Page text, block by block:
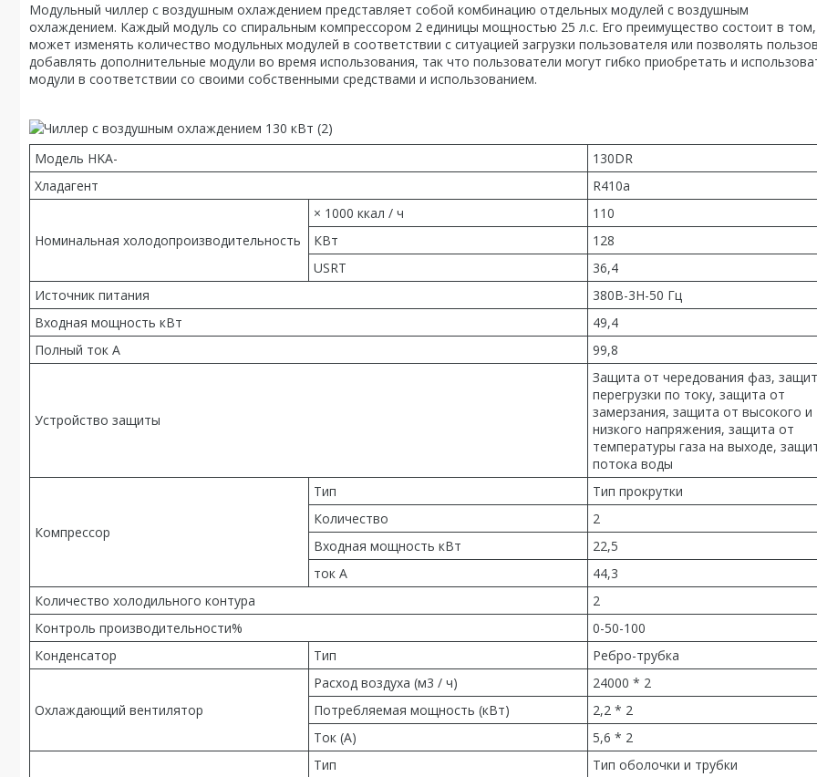
Модульный чиллер с воздушным охлаждением представляет собой комбинацию отдельных модулей с воздушным
охлаждением. Каждый модуль со спиральным компрессором 2 единицы мощностью 25 л.с. Его преимущество состоит в
может изменять количество модульных модулей в соответствии с ситуацией загрузки пользователя или позволять
добавлять дополнительные модули во время использования, так что пользователи могут гибко приобретать и
модули в соответствии со своими собственными средствами и использованием.
Модель HKA-
130DR
Хладагент
R410a
Номинальная холодопроизводительность
× 1000 ккал / ч
110
КВт
128
USRT
36,4
Источник питания
380В-3Н-50 Гц
Входная мощность кВт
49,4
Полный ток A
99,8
Устройство защиты
Защита от чередования фаз,
перегрузки по току, защита от
замерзания, защита от высокого и
низкого напряжения, защита от
температуры газа на выходе,
потока воды
Компрессор
Тип
Тип прокрутки
Количество
2
Входная мощность кВт
22,5
ток A
44,3
Количество холодильного контура
2
Контроль производительности%
0-50-100
Конденсатор
Тип Ребро-трубка
Охлаждающий вентилятор
Расход воздуха (м3 / ч)
24000 * 2
Потребляемая мощность (кВт)
2,2 * 2
Ток (А)
5,6 * 2
Тип
Тип оболочки и трубки